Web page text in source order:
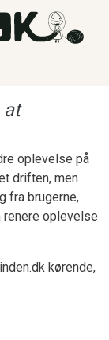
at
oplevelse på
driften, men
fra brugerne,
oplevelse
kørende,